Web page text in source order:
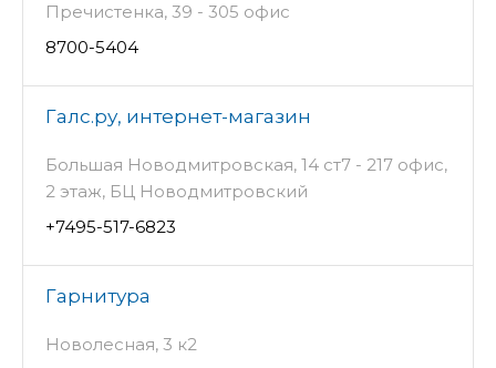
Пречистенка, 39 - 305 офис
8700-5404
Галс.ру, интернет-магазин
Большая Новодмитровская, 14 ст7 - 217 офис,
2 этаж, БЦ Новодмитровский
+7495-517-6823
Гарнитура
Новолесная, 3 к2